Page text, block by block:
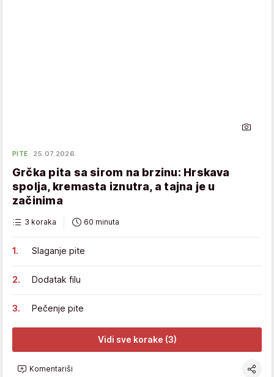
PITE 25.07.2026.
Grčka pita sa sirom na brzinu: Hrskava
spolja, kremasta iznutra, a tajna je u
začinima
3 koraka 60 minuta
Slaganje pite
Dodatak filu
Pečenje pite
Vidi sve korake (3)
Komentariši